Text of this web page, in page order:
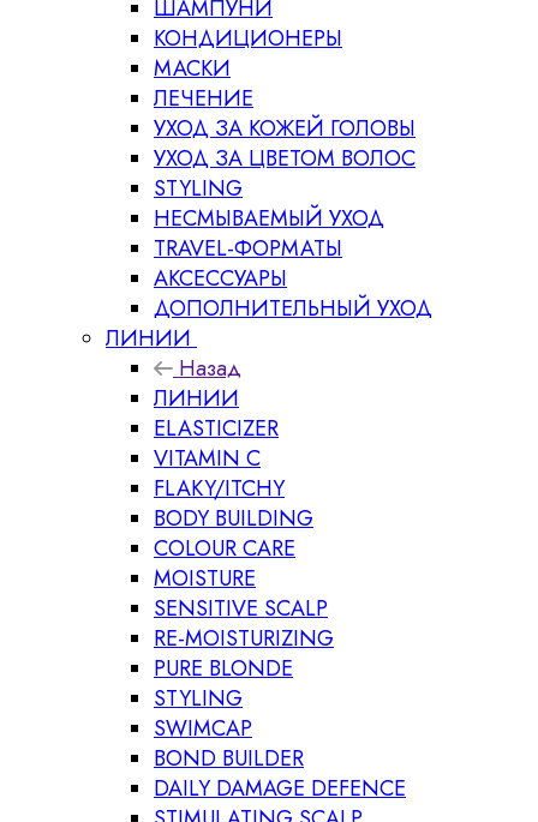
ШАМПУНИ
КОНДИЦИОНЕРЫ
МАСКИ
ЛЕЧЕНИЕ
УХОД ЗА КОЖЕЙ ГОЛОВЫ
УХОД ЗА ЦВЕТОМ ВОЛОС
STYLING
НЕСМЫВАЕМЫЙ УХОД
TRAVEL-ФОРМАТЫ
АКСЕССУАРЫ
ДОПОЛНИТЕЛЬНЫЙ УХОД
ЛИНИИ
Назад
ЛИНИИ
ELASTICIZER
VITAMIN C
FLAKY/ITCHY
BODY BUILDING
COLOUR CARE
MOISTURE
SENSITIVE SCALP
RE-MOISTURIZING
PURE BLONDE
STYLING
SWIMCAP
BOND BUILDER
DAILY DAMAGE DEFENCE